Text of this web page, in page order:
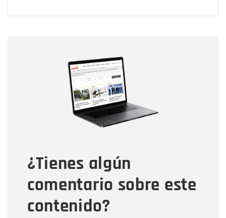
¿Tienes algún
comentario sobre este
contenido?
Correo electrónico
Tipo de comentario
Mensaje